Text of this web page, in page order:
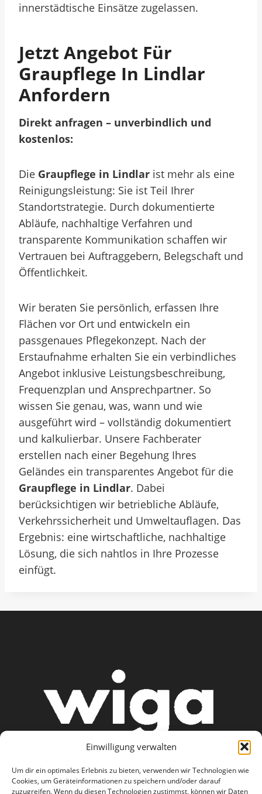
Einwilligung verwalten
Um dir ein optimales Erlebnis zu bieten, verwenden wir Technologien wie
Cookies, um Geräteinformationen zu speichern und/oder darauf
zuzugreifen. Wenn du diesen Technologien zustimmst, können wir Daten
innerstädtische Einsätze zugelassen.
Jetzt Angebot Für
Graupflege In Lindlar
Anfordern
Direkt anfragen – unverbindlich und
kostenlos:
Die Graupflege in Lindlar ist mehr als eine
Reinigungsleistung: Sie ist Teil Ihrer
Standortstrategie. Durch dokumentierte
Abläufe, nachhaltige Verfahren und
transparente Kommunikation schaffen wir
Vertrauen bei Auftraggebern, Belegschaft und
Öffentlichkeit.
Wir beraten Sie persönlich, erfassen Ihre
Flächen vor Ort und entwickeln ein
passgenaues Pflegekonzept. Nach der
Erstaufnahme erhalten Sie ein verbindliches
Angebot inklusive Leistungsbeschreibung,
Frequenzplan und Ansprechpartner. So
wissen Sie genau, was, wann und wie
ausgeführt wird – vollständig dokumentiert
und kalkulierbar. Unsere Fachberater
erstellen nach einer Begehung Ihres
Geländes ein transparentes Angebot für die
Graupflege in Lindlar. Dabei
berücksichtigen wir betriebliche Abläufe,
Verkehrssicherheit und Umweltauflagen. Das
Ergebnis: eine wirtschaftliche, nachhaltige
Lösung, die sich nahtlos in Ihre Prozesse
einfügt.